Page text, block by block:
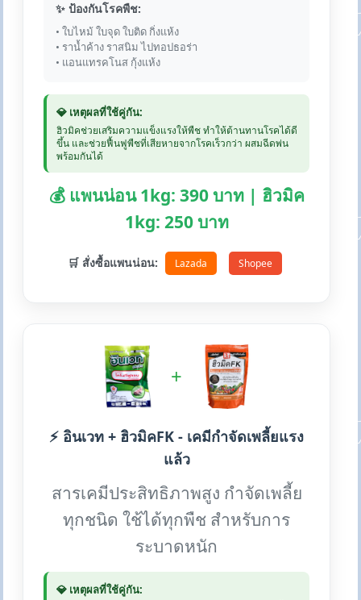
✨ ป้องกันโรคพืช:
• ใบไหม้ ใบจุด ใบติด กิ่งแห้ง
• ราน้ำค้าง ราสนิม ไปทอปธอร่า
• แอนแทรคโนส กุ้งแห้ง
💎 เหตุผลที่ใช้คู่กัน:
ฮิวมิคช่วยเสริมความแข็งแรงให้พืช ทำให้ต้านทานโรคได้ดี
ขึ้น และช่วยฟื้นฟูพืชที่เสียหายจากโรคเร็วกว่า ผสมฉีดพ่น
พร้อมกันได้
💰 แพนน่อน 1kg: 390 บาท | ฮิวมิค
1kg: 250 บาท
🛒 สั่งซื้อแพนน่อน: Lazada Shopee
+
⚡ อินเวท + ฮิวมิคFK - เคมีกำจัดเพลี้ยแรง
แล้ว
สารเคมีประสิทธิภาพสูง กำจัดเพลี้ย
ทุกชนิด ใช้ได้ทุกพืช สำหรับการ
ระบาดหนัก
💎 เหตุผลที่ใช้คู่กัน: